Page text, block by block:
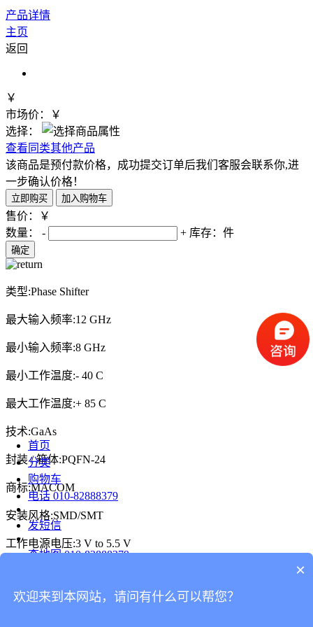
产品详情
主页
返回
￥
市场价：￥
选择：
查看同类其他产品
该商品是预付款价格，成功提交订单后我们客服会联系你,进
一步确认价格！
售价：￥
数量：
- + 库存： 件
类型:Phase Shifter
最大输入频率:12 GHz
最小输入频率:8 GHz
最小工作温度:- 40 C
最大工作温度:+ 85 C
技术:GaAs
封装 / 箱体:PQFN-24
商标:MACOM
安装风格:SMD/SMT
工作电源电压:3 V to 5.5 V
首页
分类
购物车
电话 010-82888379
发短信
查地图 010-82888379
×
欢迎来到本网站，请问有什么可以帮您？